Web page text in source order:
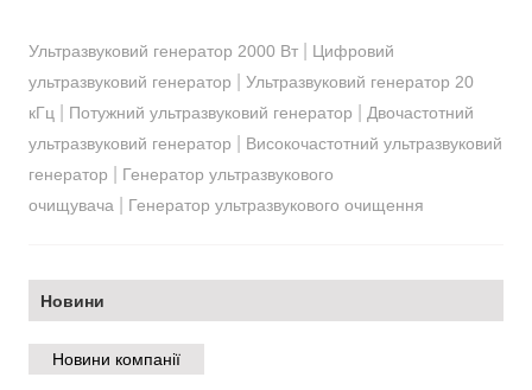
Ультразвуковий генератор 2000 Вт| Цифровий
ультразвуковий генератор
Ультразвуковий генератор 20
кГц
Потужний ультразвуковий генератор
Двочастотний
ультразвуковий генератор
Високочастотний ультразвуковий
генератор
Генератор ультразвукового
очищувача
Генератор ультразвукового очищення
Новини
Новини компанії